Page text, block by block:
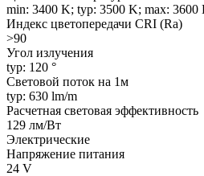
min: 3400 K; typ: 3500 K; max: 3600
Индекс цветопередачи CRI (Ra)
>90
Угол излучения
typ: 120 °
Световой поток на 1м
typ: 630 lm/m
Расчетная световая эффективность
129 лм/Вт
Электрические
Напряжение питания
24 V